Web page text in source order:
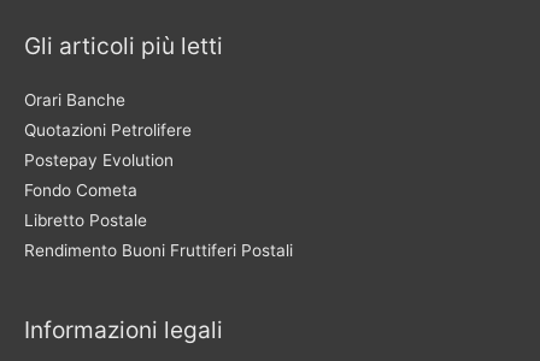
Gli articoli più letti
Orari Banche
Quotazioni Petrolifere
Postepay Evolution
Fondo Cometa
Libretto Postale
Rendimento Buoni Fruttiferi Postali
Informazioni legali